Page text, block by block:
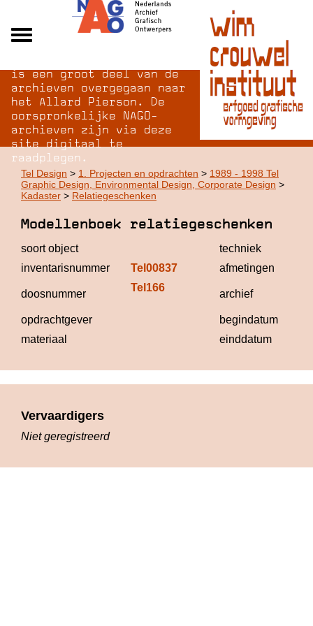
Over NAGO
Over WCI
Inloggen
is een groot deel van de
archieven overgegaan naar
het Allard Pierson. De
oorspronkelijke NAGO-
archieven zijn via deze
site digitaal te
raadplegen.
Tel Design > 1. Projecten en opdrachten > 1989 - 1998 Tel
Graphic Design, Environmental Design, Corporate Design >
Kadaster > Relatiegeschenken
Modellenboek relatiegeschenken
soort object
techniek
inventarisnummer
Tel00837 afmetingen
doosnummer
Tel166
archief
opdrachtgever
begindatum
materiaal
einddatum
Vervaardigers
Niet geregistreerd